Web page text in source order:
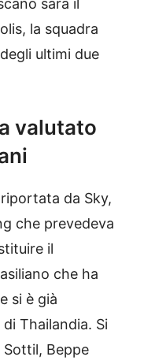
sarà il
la squadra
ultimi due
valutato
da Sky,
che prevedeva
il
che ha
si è già
Thailandia. Si
Beppe